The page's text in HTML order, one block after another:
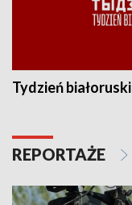
Tydzień białoruski
REPORTAŻE